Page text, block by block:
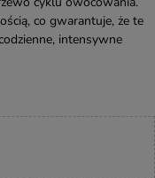
co gwarantuje, że te
intensywne